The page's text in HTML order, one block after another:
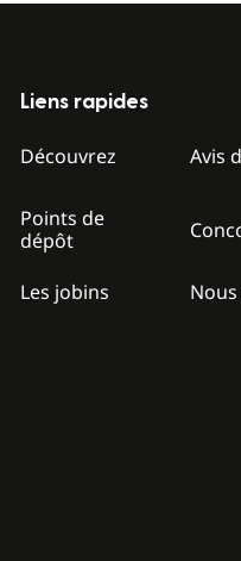
Liens rapides
Découvrez Avis
Points de
dépôt
Les jobins